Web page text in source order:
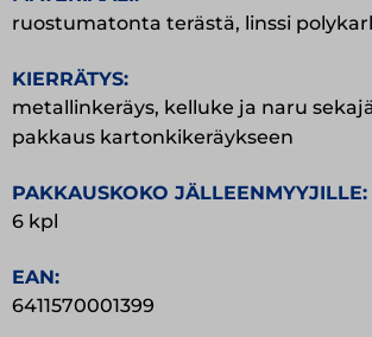
ruostumatonta terästä, linssi
KIERRÄTYS:
metallinkeräys, kelluke ja naru
pakkaus kartonkikeräykseen
PAKKAUSKOKO JÄLLEENMYYJILLE:
6 kpl
EAN:
6411570001399